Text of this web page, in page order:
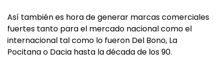
Así también es hora de generar marcas comerciales
fuertes tanto para el mercado nacional como el
internacional tal como lo fueron Del Bono, La
Pocitana o Dacia hasta la década de los 90.